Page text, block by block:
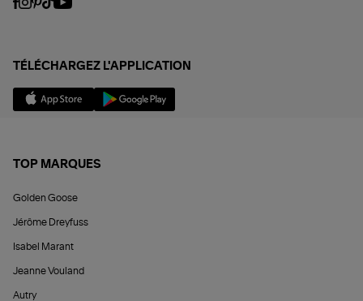
TÉLÉCHARGEZ L'APPLICATION
TOP MARQUES
Golden Goose
Jérôme Dreyfuss
Isabel Marant
Jeanne Vouland
Autry